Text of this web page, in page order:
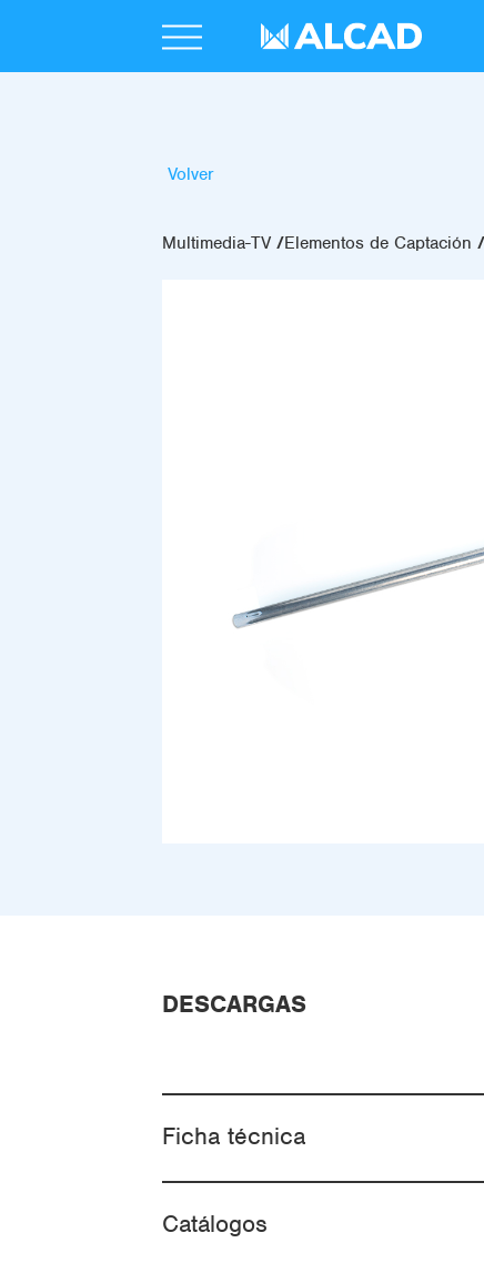
Volver
Multimedia-TV Elementos de Captación
DESCARGAS
Ficha técnica
Catálogos